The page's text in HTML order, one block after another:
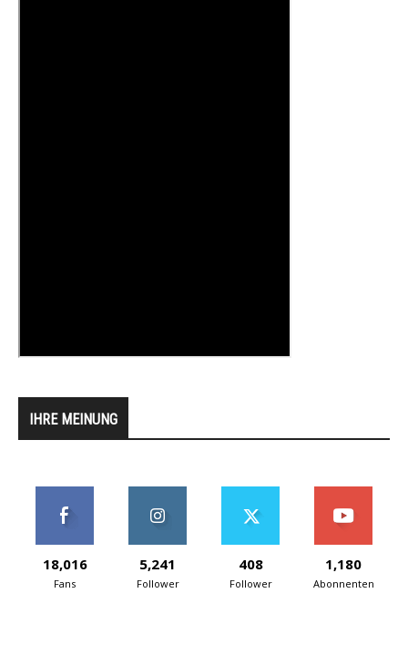
IHRE MEINUNG
18,016
Fans
5,241
Follower
408
Follower
1,180
Abonnenten